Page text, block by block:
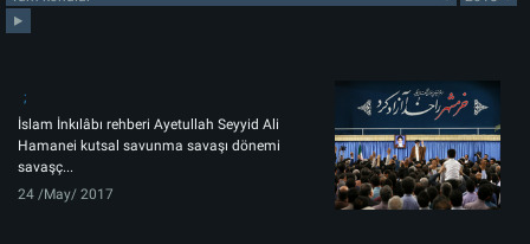
İslam İnkılâbı rehberi Ayetullah Seyyid Ali
Hamanei kutsal savunma savaşı dönemi
savaşç...
24 /May/ 2017